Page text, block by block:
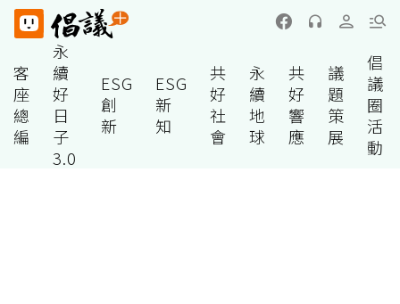
客
座
總
編
永
續
好
日
子
3.0
ESG
創
新
ESG
新
知
共
好
社
會
永
續
地
球
共
好
響
應
議
題
策
展
倡
議
圈
活
動